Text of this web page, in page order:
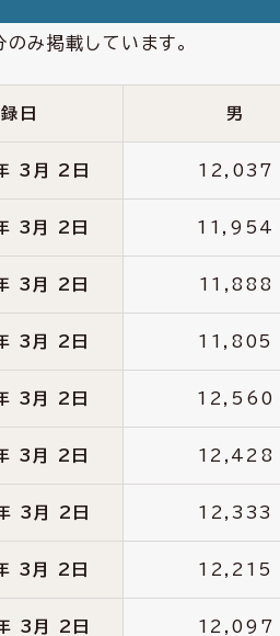
のみ掲載しています。
日 男
3月 2日 12,037
3月 2日 11,954
3月 2日 11,888
3月 2日 11,805
3月 2日 12,560
3月 2日 12,428
3月 2日 12,333
3月 2日 12,215
3月 2日 12,097